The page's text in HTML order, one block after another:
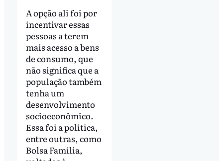
A opção ali foi por
incentivar essas
pessoas a terem
mais acesso a bens
de consumo, que
não significa que a
população também
tenha um
desenvolvimento
socioeconômico.
Essa foi a política,
entre outras, como
Bolsa Família,